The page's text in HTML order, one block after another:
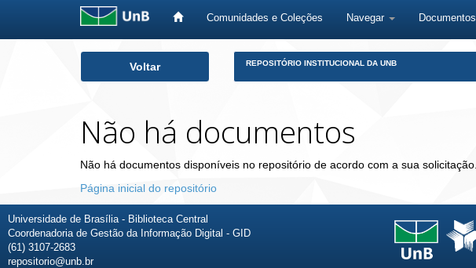
Comunidades e Coleções Navegar Documentos
Voltar REPOSITÓRIO INSTITUCIONAL DA UNB
Não há documentos
Não há documentos disponíveis no repositório de acordo com a sua solicitação.
Página inicial do repositório
Universidade de Brasília - Biblioteca Central
Coordenadoria de Gestão da Informação Digital - GID
(61) 3107-2683
repositorio@unb.br